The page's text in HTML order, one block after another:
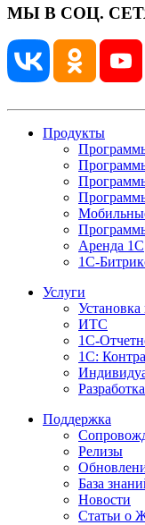
МЫ В СОЦ.
Продукты
Аренда 1С
1С-
Услуги
ИТС
1С-
1С:
Разработка
Поддержка
Релизы
База
Новости
Статьи о